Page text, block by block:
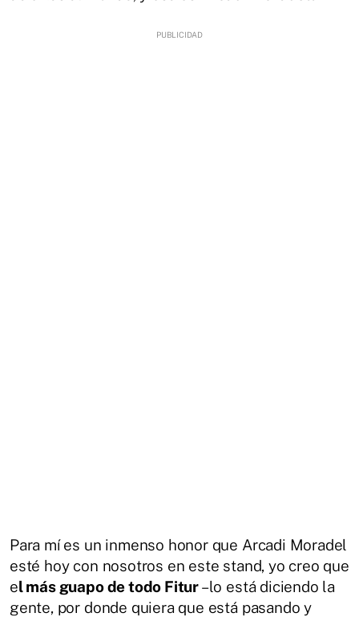
Para mí es un inmenso honor que Arcadi Moradel
esté hoy con nosotros en este stand, yo creo que
el más guapo de todo Fitur–lo está diciendo la
gente, por donde quiera que está pasando y